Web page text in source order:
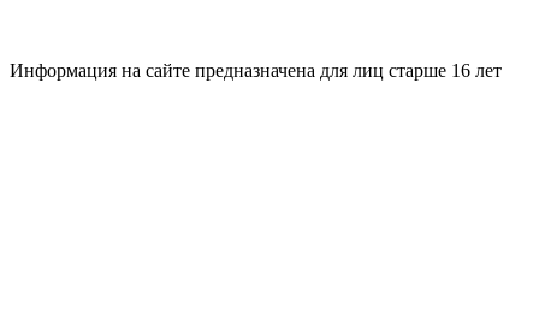
Информация на сайте предназначена для лиц старше 16 лет